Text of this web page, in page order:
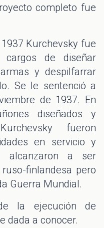
completo fue
fue
cargos de diseñar
y despilfarrar
Se le sentenció a
de 1937. En
diseñados y
fueron
en servicio y
alcanzaron a ser
finlandesa pero
Guerra Mundial.
la ejecución de
dada a conocer.